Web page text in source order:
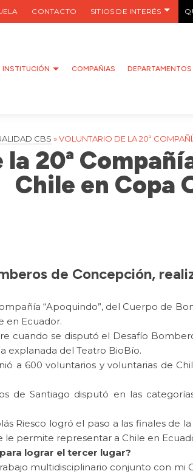
CONTACTO SITIOS DE INTERÉS
INSTITUCIÓN COMPAÑIAS DEPARTAMENTOS
CBS » VOLUNTARIO DE LA 20ª
20ª
Chile en Copa
de Concepción,
“Apoquindo”, del Cuerpo de
en Ecuador.
cuando se disputó el Desafío
explanada del Teatro BioBío.
a 600 voluntarios y voluntarias de
de Santiago disputó en las
Riesco logró el paso a las finales
le permite representar a Chile en
lograr el tercer lugar?
multidisciplinario conjunto con